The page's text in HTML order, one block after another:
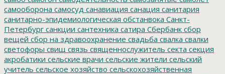
самооборона самосуд санавиация санация санитария
санитарно-эпидемиологическая обстанвока Санкт-
Петербург санкции сантехника сатира Сбербанк сбор
вещей сбор на здравоохранение свадьба свалка свалки
светофоры свищ связь священнослужитель секта секция
акробатики сельские врачи сельские жители сельский
учитель сельское хозяйство сельскохозяйственная